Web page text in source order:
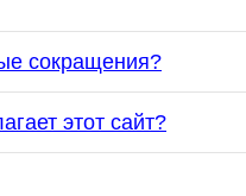
сокращения?
этот сайт?